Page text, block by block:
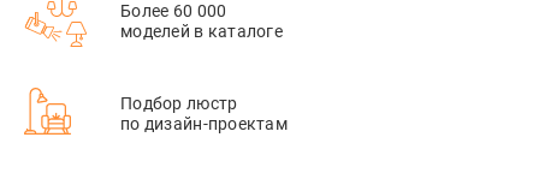
Более 60 000
моделей в каталоге
Подбор люстр
по дизайн-проектам